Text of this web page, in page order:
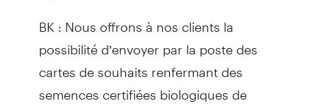
BK : Nous offrons à nos clients la
possibilité d’envoyer par la poste des
cartes de souhaits renfermant des
semences certifiées biologiques de